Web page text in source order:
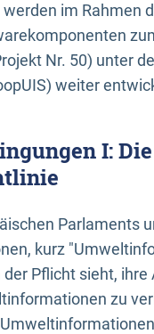
im Rahmen
Nr. 50) unter
weiter
I:
Parlaments
kurz
Pflicht sieht,
zu